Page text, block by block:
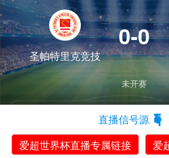
圣帕特里克竞技
0-0
未开赛
直播信号源
爱超世界杯直播专属链接
爱